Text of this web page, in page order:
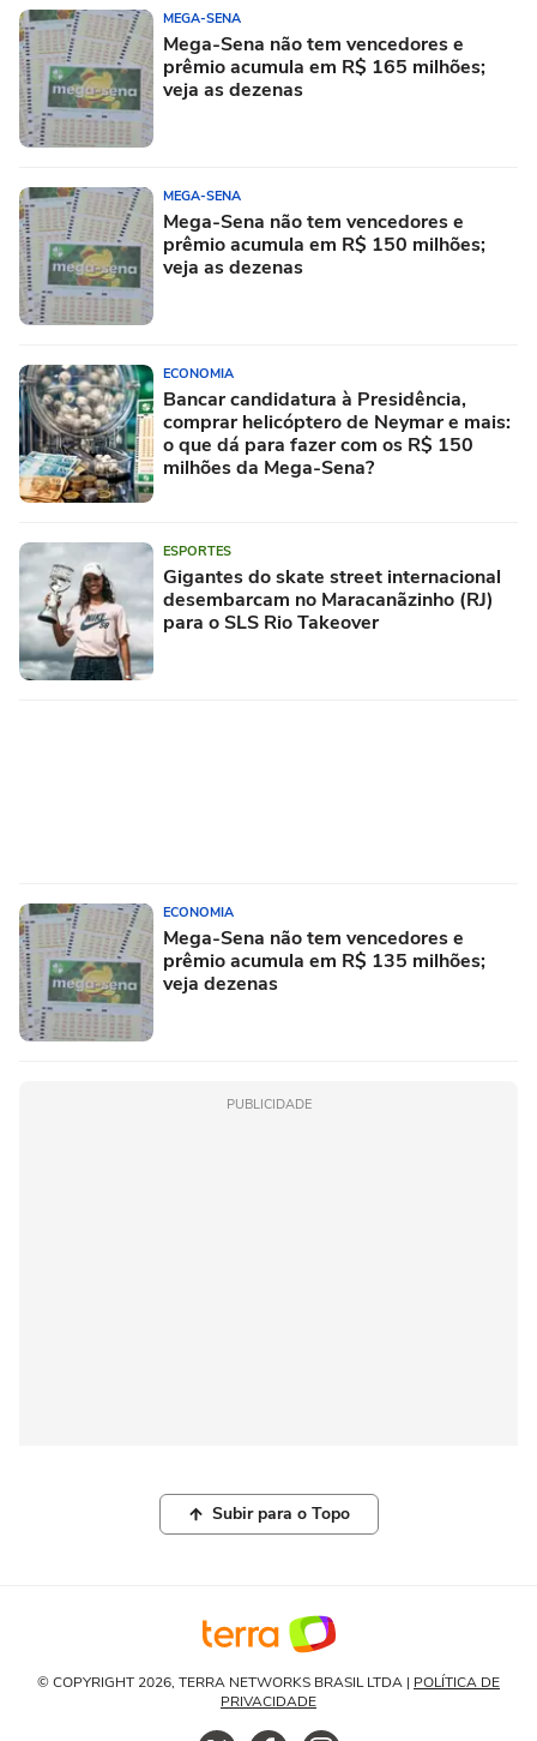
MEGA-SENA
Mega-Sena não tem vencedores e
prêmio acumula em R$ 165 milhões;
veja as dezenas
MEGA-SENA
Mega-Sena não tem vencedores e
prêmio acumula em R$ 150 milhões;
veja as dezenas
ECONOMIA
Bancar candidatura à Presidência,
comprar helicóptero de Neymar e mais:
o que dá para fazer com os R$ 150
milhões da Mega-Sena?
ESPORTES
Gigantes do skate street internacional
desembarcam no Maracanãzinho (RJ)
para o SLS Rio Takeover
ECONOMIA
Mega-Sena não tem vencedores e
prêmio acumula em R$ 135 milhões;
veja dezenas
PUBLICIDADE
Subir para o Topo
© COPYRIGHT 2026, TERRA NETWORKS BRASIL LTDA | POLÍTICA DE
PRIVACIDADE